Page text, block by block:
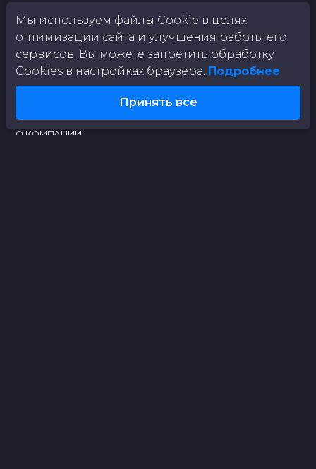
Бизнес
Промышленность
Контроль обращения с ТКО
Автономный комплекс ИИ
Планшет инспектора
О КОМПАНИИ
Мы используем файлы Cookie в целях
оптимизации сайта и улучшения работы его
сервисов. Вы можете запретить обработку
Cookies в настройках браузера. Подробнее
Принять все